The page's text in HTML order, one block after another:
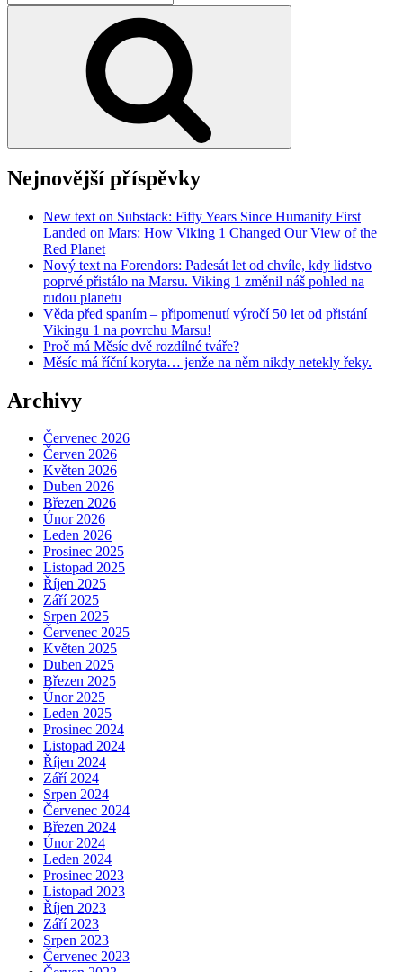
Nejnovější příspěvky
New text on Substack: Fifty Years Since Humanity First
Landed on Mars: How Viking 1 Changed Our View of the
Red Planet
Nový text na Forendors: Padesát let od chvíle, kdy lidstvo
poprvé přistálo na Marsu. Viking 1 změnil náš pohled na
rudou planetu
Věda před spaním – připomenutí výročí 50 let od přistání
Vikingu 1 na povrchu Marsu!
Proč má Měsíc dvě rozdílné tváře?
Měsíc má říční koryta… jenže na něm nikdy netekly řeky.
Archivy
Červenec 2026
Červen 2026
Květen 2026
Duben 2026
Březen 2026
Únor 2026
Leden 2026
Prosinec 2025
Listopad 2025
Říjen 2025
Září 2025
Srpen 2025
Červenec 2025
Květen 2025
Duben 2025
Březen 2025
Únor 2025
Leden 2025
Prosinec 2024
Listopad 2024
Říjen 2024
Září 2024
Srpen 2024
Červenec 2024
Březen 2024
Únor 2024
Leden 2024
Prosinec 2023
Listopad 2023
Říjen 2023
Září 2023
Srpen 2023
Červenec 2023